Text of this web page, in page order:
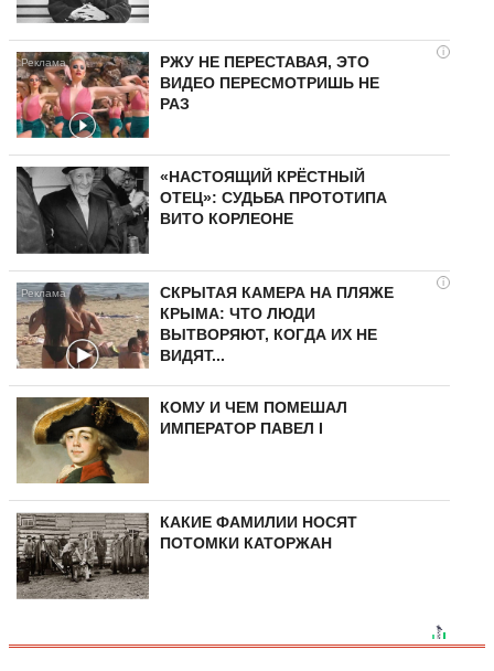
i
РЖУ НЕ ПЕРЕСТАВАЯ, ЭТО
ВИДЕО ПЕРЕСМОТРИШЬ НЕ
РАЗ
«НАСТОЯЩИЙ КРЁСТНЫЙ
ОТЕЦ»: СУДЬБА ПРОТОТИПА
ВИТО КОРЛЕОНЕ
i
СКРЫТАЯ КАМЕРА НА ПЛЯЖЕ
КРЫМА: ЧТО ЛЮДИ
ВЫТВОРЯЮТ, КОГДА ИХ НЕ
ВИДЯТ...
КОМУ И ЧЕМ ПОМЕШАЛ
ИМПЕРАТОР ПАВЕЛ I
КАКИЕ ФАМИЛИИ НОСЯТ
ПОТОМКИ КАТОРЖАН